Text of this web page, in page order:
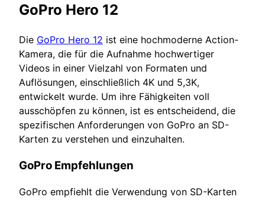
GoPro Hero 12
Die GoPro Hero 12 ist eine hochmoderne Action-
Kamera, die für die Aufnahme hochwertiger
Videos in einer Vielzahl von Formaten und
Auflösungen, einschließlich 4K und 5,3K,
entwickelt wurde. Um ihre Fähigkeiten voll
ausschöpfen zu können, ist es entscheidend, die
spezifischen Anforderungen von GoPro an SD-
Karten zu verstehen und einzuhalten.
GoPro Empfehlungen
GoPro empfiehlt die Verwendung von SD-Karten